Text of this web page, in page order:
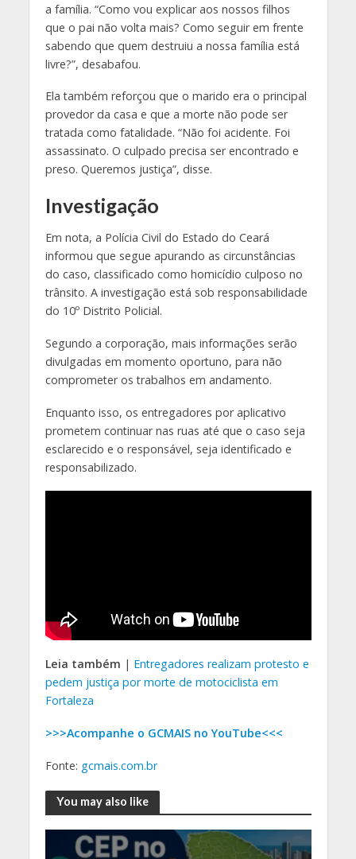
a família. “Como vou explicar aos nossos filhos
que o pai não volta mais? Como seguir em frente
sabendo que quem destruiu a nossa família está
livre?”, desabafou.
Ela também reforçou que o marido era o principal
provedor da casa e que a morte não pode ser
tratada como fatalidade. “Não foi acidente. Foi
assassinato. O culpado precisa ser encontrado e
preso. Queremos justiça”, disse.
Investigação
Em nota, a Polícia Civil do Estado do Ceará
informou que segue apurando as circunstâncias
do caso, classificado como homicídio culposo no
trânsito. A investigação está sob responsabilidade
do 10º Distrito Policial.
Segundo a corporação, mais informações serão
divulgadas em momento oportuno, para não
comprometer os trabalhos em andamento.
Enquanto isso, os entregadores por aplicativo
prometem continuar nas ruas até que o caso seja
esclarecido e o responsável, seja identificado e
responsabilizado.
Leia também | Entregadores realizam protesto e
pedem justiça por morte de motociclista em
Fortaleza
>>>Acompanhe o GCMAIS no YouTube<<<
Fonte: gcmais.com.br
You may also like